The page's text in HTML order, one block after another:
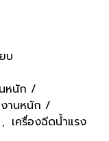
บ
หนัก /
งานหนัก /
, เครื่องฉีดน้ำแรง